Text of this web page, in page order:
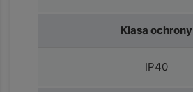
Klasa ochrony
IP40